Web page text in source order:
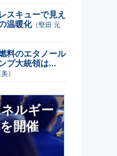
スキューで見え
温暖化（堅田 元
料のエタノール
プ大統領は...
美）
ルギー
開催